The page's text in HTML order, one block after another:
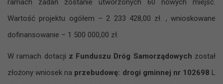
ramach zadań zostanie utworzonych 60 nowych miejsc.
Wartość projektu ogółem – 2 233 428,00 zł. , wnioskowane
dofinansowanie – 1 500 000,00 zł.
W ramach dotacji z Funduszu Dróg Samorządowych został
złożony wniosek na przebudowę: drogi gminnej nr 102698 L